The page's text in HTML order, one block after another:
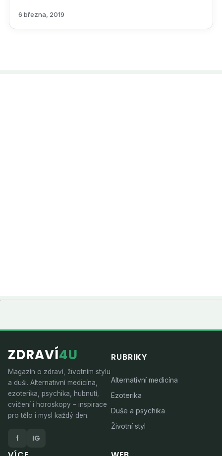
6 března, 2019
ZDRAVÍ4U
Magazín o zdraví, životním stylu
a duši. Alternativní medicína,
ezoterika, psychika, hubnutí,
cvičení i horoskopy – inspirace
pro tělo i mysl každý den.
f IG
RUBRIKY
Alternativní medicína
Ezoterika
Duše a psychika
Životní styl